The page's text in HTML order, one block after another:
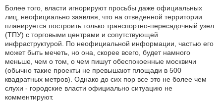
Более того, власти игнорируют просьбы даже официальных
лиц, неофициально заявляя, что на отведенной территории
планируется построить только транспортно-пересадочный узел
(ТПУ) с торговыми центрами и сопутствующей
инфраструктурой. По неофициальной информации, частью его
может быть мечеть, но она, скорее всего, будет намного
меньше, чем о том, о чем пишут обеспокоенные москвичи
(обычно такие проекты не превышают площади в 500
квадратных метров). Однако до сих пор все это не более чем
слухи - городские власти официально ситуацию не
комментируют.